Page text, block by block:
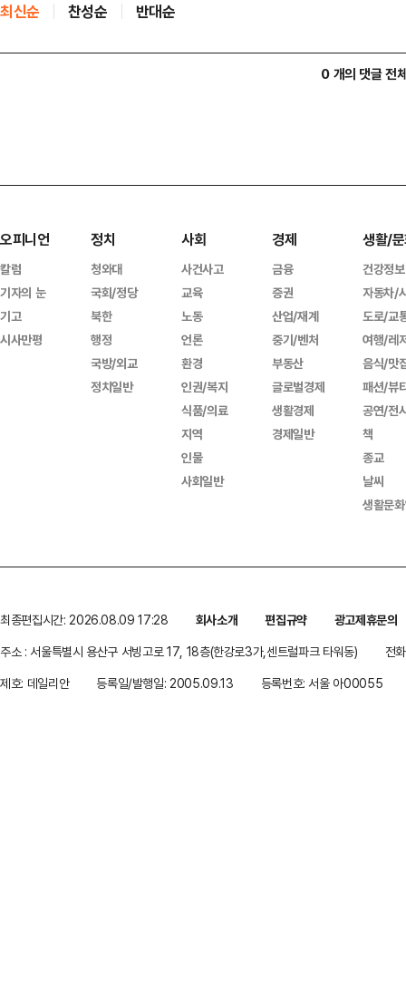
최신순 찬성순 반대순
0 개의 댓글 전
오피니언
칼럼
기자의 눈
기고
시사만평
정치
청와대
국회/정당
북한
행정
국방/외교
정치일반
사회
사건사고
교육
노동
언론
환경
인권/복지
식품/의료
지역
인물
사회일반
경제
금융
증권
산업/재계
중기/벤처
부동산
글로벌경제
생활경제
경제일반
생활/
건강정보
자동차/
도로/교
여행/레
음식/맛
패션/뷰
공연/전
책
종교
날씨
생활문
최종편집시간: 2026.08.09 17:28 회사소개 편집규약
광고제휴문의
주소 : 서울특별시 용산구 서빙고로 17, 18층(한강로3가,센트럴파크 타워동)
전
제호: 데일리안
등록일/발행일: 2005.09.13 등록번호: 서울 아00055